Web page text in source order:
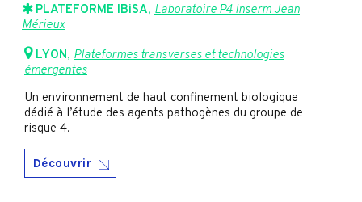
PLATEFORME IBiSA, Laboratoire P4 Inserm Jean
Mérieux
LYON, Plateformes transverses et technologies
émergentes
Un environnement de haut confinement biologique
dédié à l’étude des agents pathogènes du groupe de
risque 4.
Découvrir